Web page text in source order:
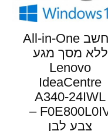
מחשב All-in-One
ללא מסך מגע
Lenovo
IdeaCentre
A340-24IWL
F0E800L0IV –
צבע לבן